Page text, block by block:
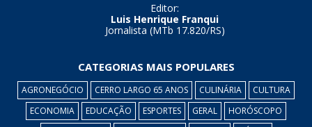
Editor:
Luis Henrique Franqui
Jornalista (MTb 17.820/RS)
CATEGORIAS MAIS POPULARES
AGRONEGÓCIO CERRO LARGO 65 ANOS CULINÁRIA
CULTURA
ECONOMIA
EDUCAÇÃO ESPORTES GERAL
HORÓSCOPO